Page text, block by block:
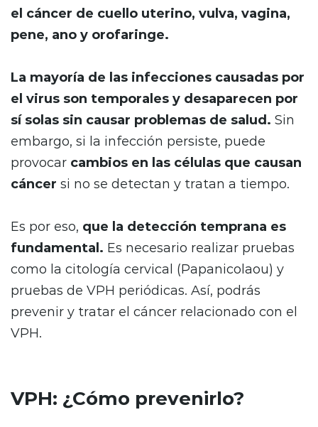
el cáncer de cuello uterino, vulva, vagina,
pene, ano y orofaringe.
La mayoría de las infecciones causadas por
el virus son temporales y desaparecen por
sí solas sin causar problemas de salud. Sin
embargo, si la infección persiste, puede
provocar cambios en las células que causan
cáncer si no se detectan y tratan a tiempo.
Es por eso, que la detección temprana es
fundamental. Es necesario realizar pruebas
como la citología cervical (Papanicolaou) y
pruebas de VPH periódicas. Así, podrás
prevenir y tratar el cáncer relacionado con el
VPH.
VPH: ¿Cómo prevenirlo?